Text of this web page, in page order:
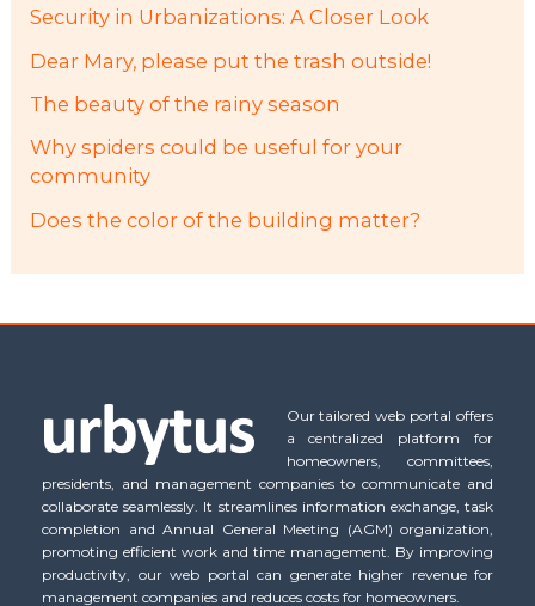
Security in Urbanizations: A Closer Look
Dear Mary, please put the trash outside!
The beauty of the rainy season
Why spiders could be useful for your
community
Does the color of the building matter?
Our tailored web portal offers
a centralized platform for
homeowners, committees,
presidents, and management companies to communicate and
collaborate seamlessly. It streamlines information exchange, task
completion and Annual General Meeting (AGM) organization,
promoting efficient work and time management. By improving
productivity, our web portal can generate higher revenue for
management companies and reduces costs for homeowners.